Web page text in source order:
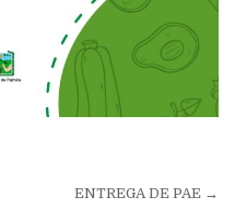
ENTREGA DE PAE →